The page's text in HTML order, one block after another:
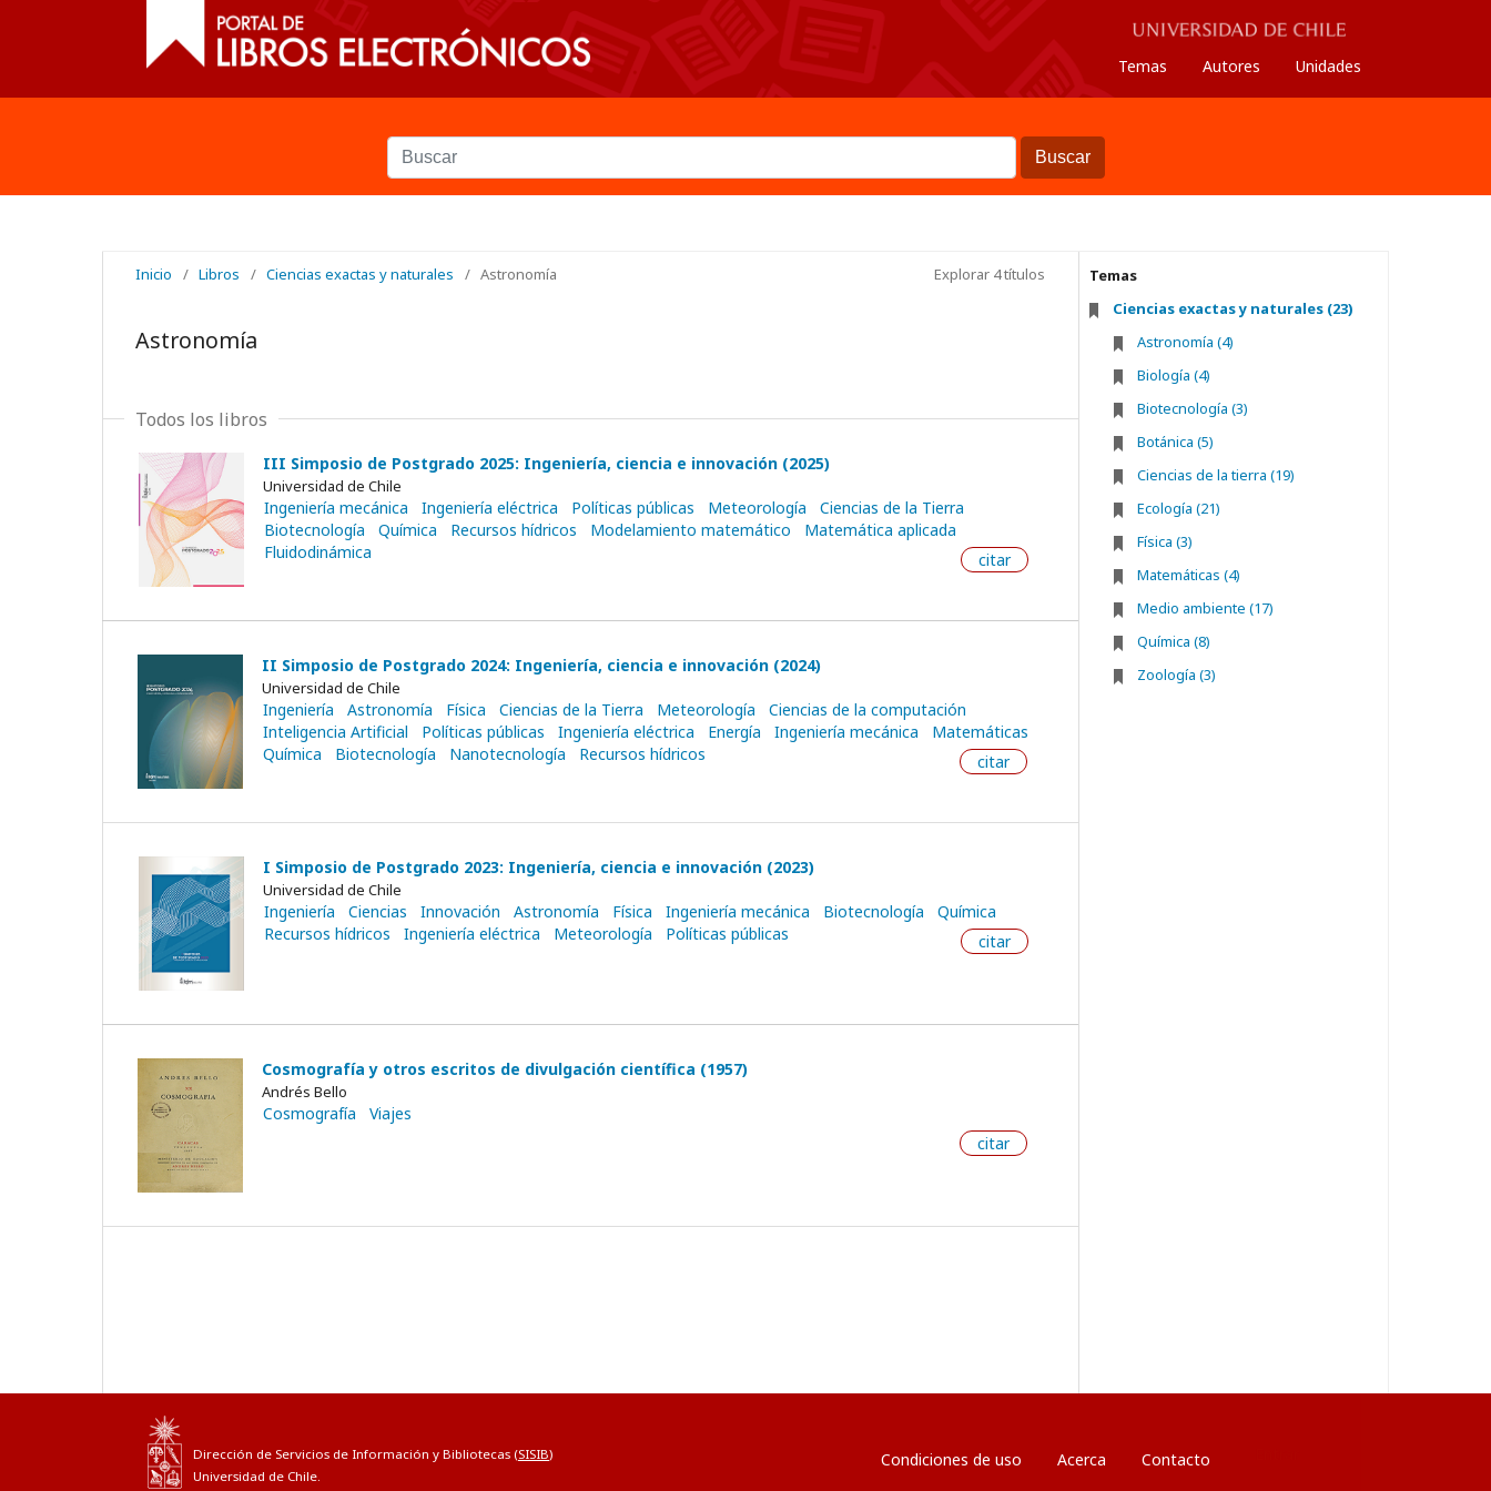
Temas Autores Unidades
Buscar
Inicio / Libros / Ciencias exactas y naturales / Astronomía Explorar 4 títulos
Astronomía
Todos los libros
III Simposio de Postgrado 2025: Ingeniería, ciencia e innovación (2025)
Universidad de Chile
Ingeniería mecánica Ingeniería eléctrica Políticas públicas Meteorología
Ciencias de la Tierra
Biotecnología
Química Recursos hídricos Modelamiento matemático
Matemática aplicada
Fluidodinámica
citar
II Simposio de Postgrado 2024: Ingeniería, ciencia e innovación (2024)
Universidad de Chile
Ingeniería Astronomía Física Ciencias de la Tierra Meteorología
Ciencias de la computación
Inteligencia Artificial
Políticas públicas Ingeniería eléctrica Energía Ingeniería mecánica
Matemáticas
Química
Biotecnología Nanotecnología Recursos hídricos citar
I Simposio de Postgrado 2023: Ingeniería, ciencia e innovación (2023)
Universidad de Chile
Ingeniería Ciencias Innovación Astronomía Física Ingeniería mecánica Biotecnología
Química
Recursos hídricos
Ingeniería eléctrica Meteorología Políticas públicas citar
Cosmografía y otros escritos de divulgación científica (1957)
Andrés Bello
Cosmografía
Viajes
citar
Temas
Ciencias exactas y naturales (23)
Astronomía (4)
Biología (4)
Biotecnología (3)
Botánica (5)
Ciencias de la tierra (19)
Ecología (21)
Física (3)
Matemáticas (4)
Medio ambiente (17)
Química (8)
Zoología (3)
Dirección de Servicios de Información y Bibliotecas (SISIB)
Universidad de Chile.
Condiciones de uso Acerca Contacto